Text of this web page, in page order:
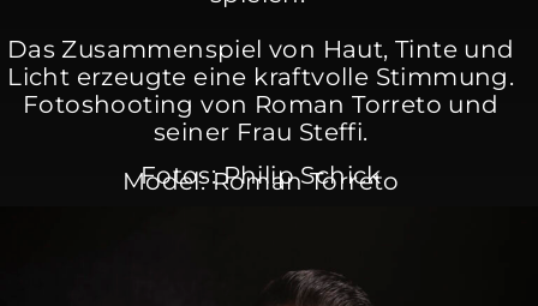
Das Zusammenspiel von Haut, Tinte und
Licht erzeugte eine kraftvolle Stimmung.
Fotoshooting von Roman Torreto und
seiner Frau Steffi.
Fotos: Philip Schick
Model: Roman Torreto